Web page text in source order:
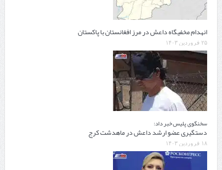
انهدام مخفیگاه داعش در مرز افغانستان با پاکستان
۲۵ فروردین ۱۴۰۳
سخنگوی پلیس خبر داد:
دستگیری عضو ارشد داعش در ماهدشت کرج
۱۸ فروردین ۱۴۰۳